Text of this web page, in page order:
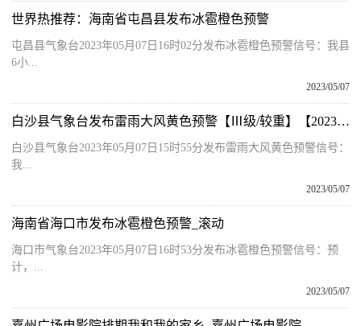
世界热推荐：海南省屯昌县发布冰雹橙色预警
屯昌县气象台2023年05月07日16时02分发布冰雹橙色预警信号：我县
6小...
2023/05/07
白沙县气象台发布雷雨大风黄色预警【Ⅲ级/较重】【2023-05-07】 世界视点
白沙县气象台2023年05月07日15时55分发布雷雨大风黄色预警信号：
我...
2023/05/07
海南省海口市发布冰雹橙色预警_滚动
海口市气象台2023年05月07日16时53分发布冰雹橙色预警信号：预
计，...
2023/05/07